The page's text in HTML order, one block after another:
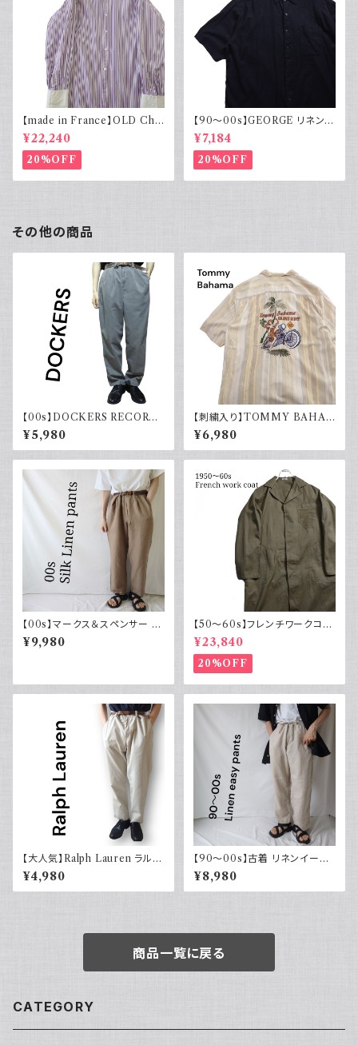
【made in France】OLD Cha
rvet ストライプ 切り替え 紫
¥22,240
20%OFF
【90～00s】GEORGE リネンレ
ーヨンシャツ 黒 ボックスシルエ
ット XL
¥7,184
20%OFF
その他の商品
【00s】DOCKERS RECORD
ドッカーズ ツータック チノパン
¥5,980
【刺繍入り】TOMMY BAHA
MA トミーバハマ オープンカラ
ーシャツ シルク100％ 開禁 古
着 アメカジ ストライプ
¥6,980
【00s】マークス＆スペンサー M
arks & Spencer シルクリネン
パンツ スラックス 古着
¥9,980
【50～60s】フレンチワークコー
ト ショップコート フレンチヴィン
テージ
¥23,840
20%OFF
【大人気】Ralph Lauren ラルフ
ローレン チノパン アイボリー
¥4,980
【90～00s】古着 リネンイージ
ーパンツ 夏 32×30 APT9 カジ
ュアル
¥8,980
商品一覧に戻る
CATEGORY